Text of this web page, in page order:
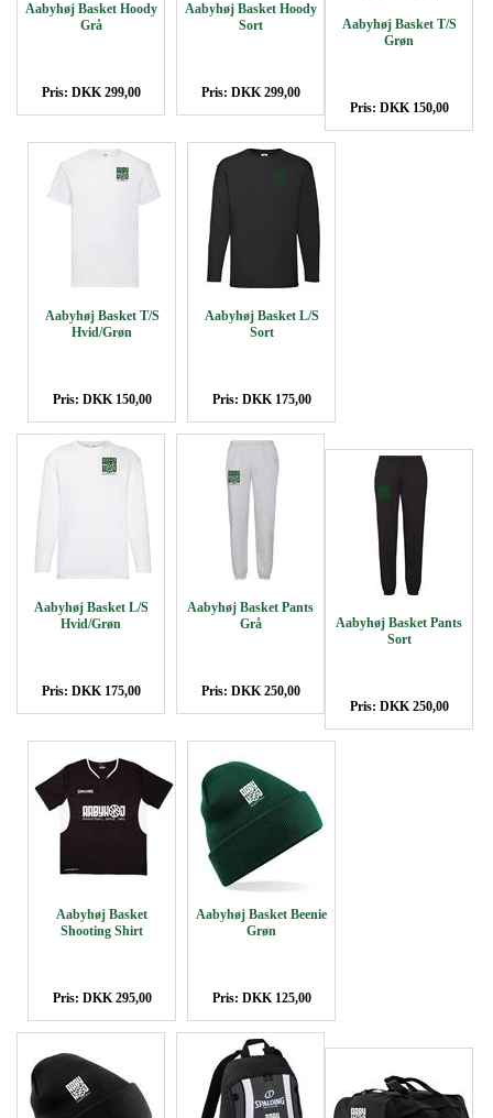
Aabyhøj Basket Hoody
Grå
Pris: DKK 299,00
Aabyhøj Basket Hoody
Sort
Pris: DKK 299,00
Aabyhøj Basket T/S
Grøn
Pris: DKK 150,00
Aabyhøj Basket T/S
Hvid/Grøn
Pris: DKK 150,00
Aabyhøj Basket L/S
Sort
Pris: DKK 175,00
Aabyhøj Basket L/S
Hvid/Grøn
Pris: DKK 175,00
Aabyhøj Basket Pants
Grå
Pris: DKK 250,00
Aabyhøj Basket Pants
Sort
Pris: DKK 250,00
Aabyhøj Basket
Shooting Shirt
Pris: DKK 295,00
Aabyhøj Basket Beenie
Grøn
Pris: DKK 125,00